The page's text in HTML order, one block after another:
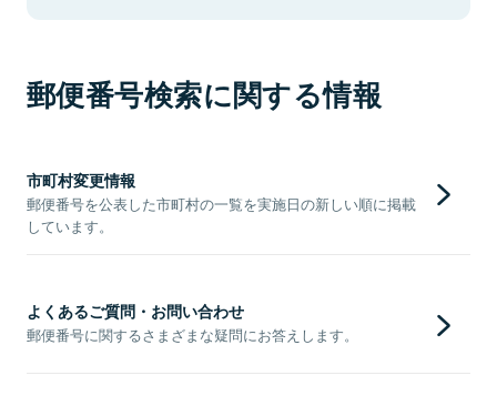
郵便番号検索に関する情報
市町村変更情報
郵便番号を公表した市町村の一覧を実施日の新しい順に掲載
しています。
よくあるご質問・お問い合わせ
郵便番号に関するさまざまな疑問にお答えします。